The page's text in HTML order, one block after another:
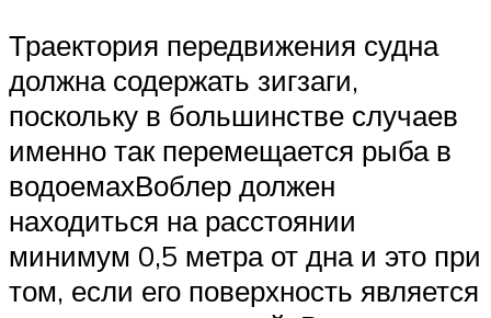
Траектория передвижения судна
должна содержать зигзаги,
поскольку в большинстве случаев
именно так перемещается рыба в
водоемахВоблер должен
находиться на расстоянии
минимум 0,5 метра от дна и это при
том, если его поверхность является